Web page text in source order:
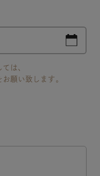
は、
願い致します。